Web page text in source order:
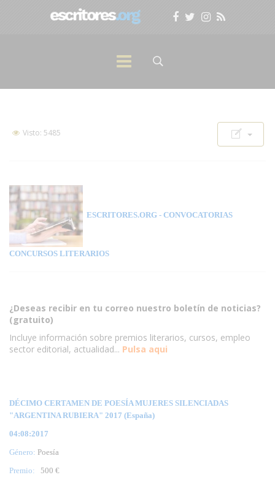
Visto: 5485
ESCRITORES.ORG - CONVOCATORIAS
CONCURSOS LITERARIOS
¿Deseas recibir en tu correo nuestro boletín de noticias?
(gratuito)
Incluye información sobre premios literarios, cursos, empleo
sector editorial, actualidad... Pulsa aqui
DÉCIMO CERTAMEN DE POESÍA MUJERES SILENCIADAS
"ARGENTINA RUBIERA" 2017 (España)
04:08:2017
Género: Poesía
Premio:
500 €